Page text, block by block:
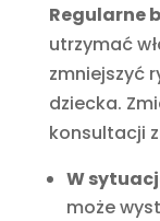
Regularne
utrzymać
zmniejszyć
dziecka.
konsultacji
W
może